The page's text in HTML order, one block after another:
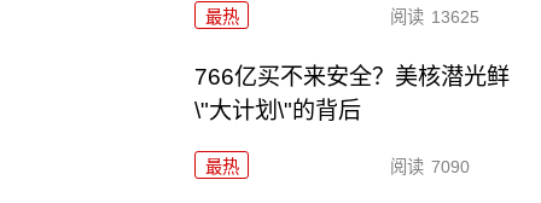
最热 阅读 13625
766亿买不来安全？美核潜光鲜
\"大计划\"的背后
最热 阅读 7090